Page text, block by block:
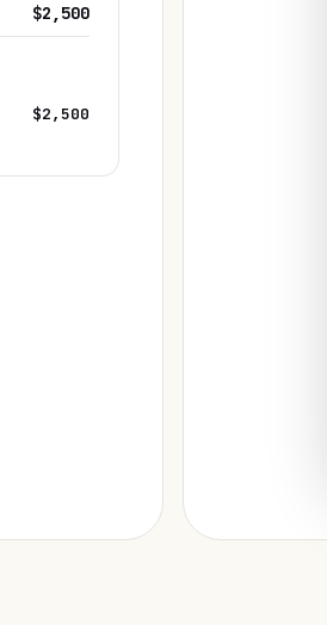
$2,500
$2,500